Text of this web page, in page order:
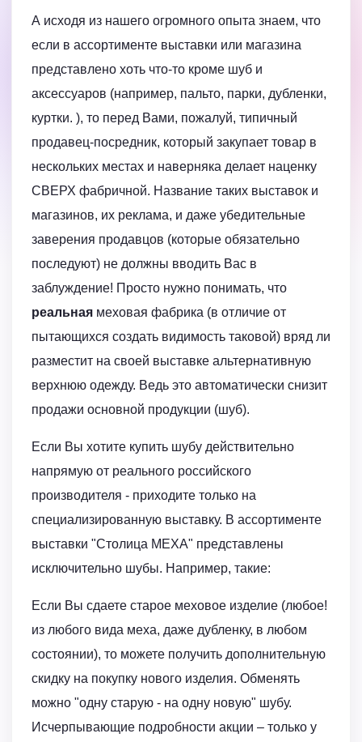
А исходя из нашего огромного опыта знаем, что
если в ассортименте выставки или магазина
представлено хоть что-то кроме шуб и
аксессуаров (например, пальто, парки, дубленки,
куртки. ), то перед Вами, пожалуй, типичный
продавец-посредник, который закупает товар в
нескольких местах и наверняка делает наценку
СВЕРХ фабричной. Название таких выставок и
магазинов, их реклама, и даже убедительные
заверения продавцов (которые обязательно
последуют) не должны вводить Вас в
заблуждение! Просто нужно понимать, что
реальная меховая фабрика (в отличие от
пытающихся создать видимость таковой) вряд ли
разместит на своей выставке альтернативную
верхнюю одежду. Ведь это автоматически снизит
продажи основной продукции (шуб).
Если Вы хотите купить шубу действительно
напрямую от реального российского
производителя - приходите только на
специализированную выставку. В ассортименте
выставки "Столица МЕХА" представлены
исключительно шубы. Например, такие:
Если Вы сдаете старое меховое изделие (любое!
из любого вида меха, даже дубленку, в любом
состоянии), то можете получить дополнительную
скидку на покупку нового изделия. Обменять
можно "одну старую - на одну новую" шубу.
Исчерпывающие подробности акции – только у